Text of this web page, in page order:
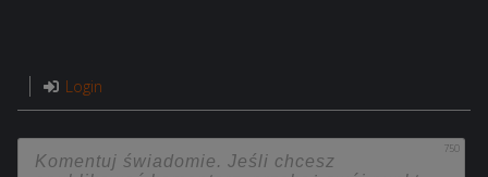
Login
750